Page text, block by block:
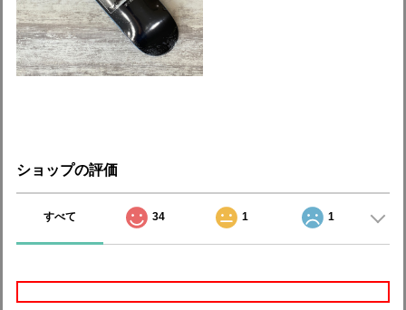
ショップの評価
すべて 34 1 1